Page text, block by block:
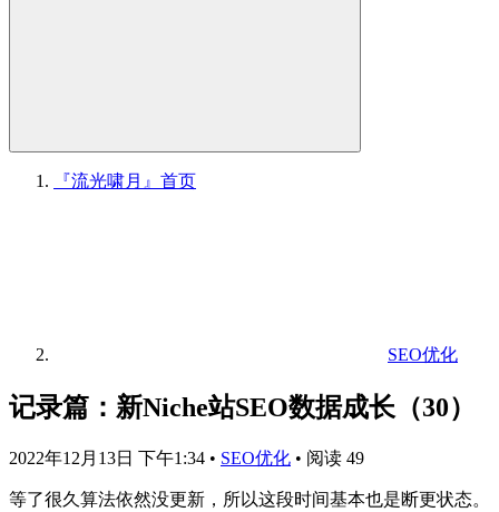
『流光啸月』 首页
SEO优化
记录篇：新Niche站SEO数据成长（30）
2022年12月13日 下午1:34 • SEO优化 • 阅读 49
等了很久算法依然没更新，所以这段时间基本也是断更状态。